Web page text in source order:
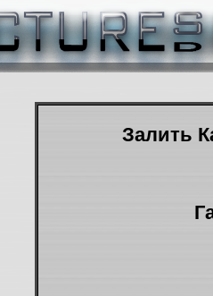
Залить